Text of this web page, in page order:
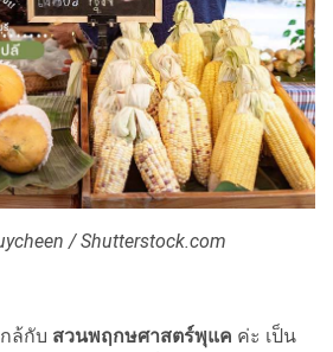
/ Shutterstock.com
ล้กับ สวนพฤกษศาสตร์พุแค ค่ะ เป็น